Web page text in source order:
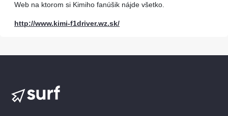
Web na ktorom si Kimiho fanúšik nájde všetko.
http://www.kimi-f1driver.wz.sk/